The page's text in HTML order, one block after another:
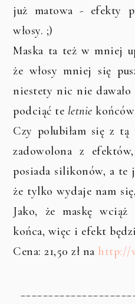
już matowa - efekty
włosy. ;)
Maska ta też w mniej
że włosy mniej się
niestety nic nie
podciąć te letnie
Czy polubiłam się z tą
zadowolona z
posiada silikonów, a te
że tylko wydaje nam
Jako, że maskę
końca, więc i efekt
Cena: 21,50 zł na http://